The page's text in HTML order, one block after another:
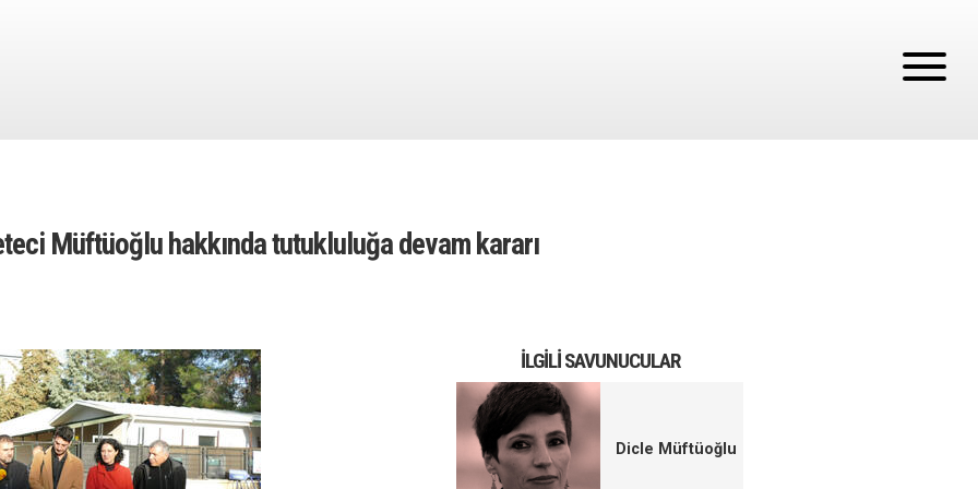
Müftüoğlu hakkında tutukluluğa devam kararı
İLGILI SAVUNUCULAR
Dicle Müftüoğlu